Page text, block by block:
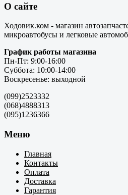
О сайте
Ходовик.ком - магазин
микроавтобусы и легковые
График работы магазина
Пн-Пт: 9:00-16:00
Суббота: 10:00-14:00
Воскресенье: выходной
(099)2523332
(068)4888313
(095)1236366
Меню
Главная
Контакты
Оплата
Доставка
Гарантия